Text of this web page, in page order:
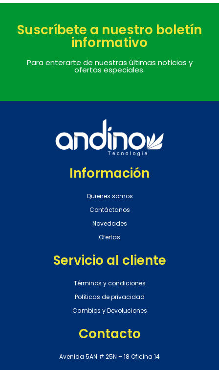
Suscríbete a nuestro boletín
informativo
Para enterarte de nuestras últimas noticias y
ofertas especiales.
Información
Quienes somos
Contáctanos
Novedades
Ofertas
Servicio al cliente
Términos y condiciones
Políticas de privacidad
Cambios y Devoluciones
Contacto
Avenida 5AN # 25N – 18 Oficina 14